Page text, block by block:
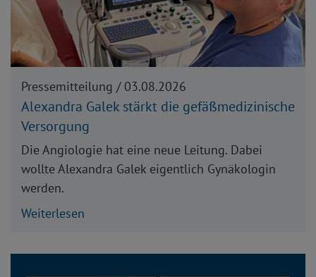
Pressemitteilung / 03.08.2026
Alexandra Galek stärkt die gefäßmedizinische
Versorgung
Die Angiologie hat eine neue Leitung. Dabei
wollte Alexandra Galek eigentlich Gynäkologin
werden.
Weiterlesen